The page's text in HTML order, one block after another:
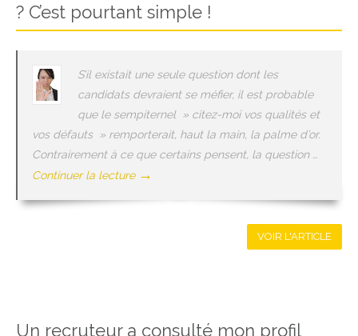
? C’est pourtant simple !
S’il existait une seule question dont les
candidats devraient se méfier, il est probable
que le sempiternel » citez-moi vos qualités et
vos défauts » remporterait, haut la main, la palme d’or.
Contrairement à ce que certains pensent, la question …
Continuer la lecture →
VOIR L'ARTICLE
Un recruteur a consulté mon profil